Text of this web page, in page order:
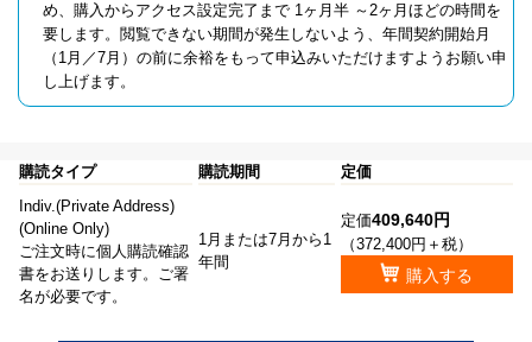
め、購入からアクセス設定完了まで 1ヶ月半 ～2ヶ月ほどの時間を
要します。閲覧できない期間が発生しないよう、年間契約開始月
（1月／7月）の前に余裕をもって申込みいただけますようお願い申
し上げます。
購読タイプ 購読期間
定価
Indiv.(Private Address)
(Online Only)
ご注文時に個人購読確認
書をお送りします。ご署
名が必要です。
1月または7月から1
年間
定価409,640円
（372,400円＋税）
購入する